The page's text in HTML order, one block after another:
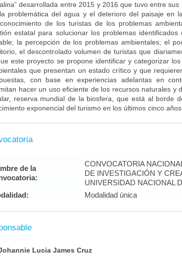
desarrollada entre 2015 y 2016 que tuvo entre
problemática del agua y el deterioro del paisaje en
de los turistas de los problemas
estatal para solucionar los problemas
la percepción de los problemas ambientales; el
el descontrolado volumen de turistas que
este proyecto se propone identificar y categorizar
que presentan un estado crítico y que
con base en experiencias adelantas en
hacer un uso eficiente de los recursos naturales y
reserva mundial de la biosfera, que está al borde
exponencial del turismo en los últimos cinco años.
de la
CONVOCATORIA
DE INVESTIGACIÓN Y
UNIVERSIDAD NACIONAL
Modalidad única
Lucia James Cruz